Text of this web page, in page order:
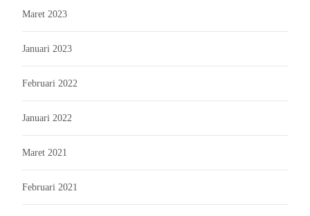
Maret 2023
Januari 2023
Februari 2022
Januari 2022
Maret 2021
Februari 2021